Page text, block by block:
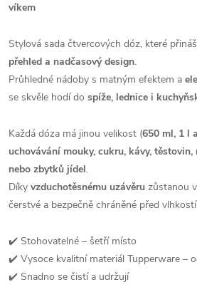
víkem
Stylová sada čtvercových dóz, které
přehled a nadčasový design.
Průhledné nádoby s matným efektem a
se skvěle hodí do spíže, lednice i
Každá dóza má jinou velikost (650 ml, 1 l
uchovávání mouky, cukru, kávy, těstovin,
nebo zbytků jídel.
Díky vzduchotěsnému uzávěru zůstanou
čerstvé a bezpečně chráněné před
✔️ Stohovatelné – šetří místo
✔️ Vysoce kvalitní materiál Tupperware –
✔️ Snadno se čistí a udržují